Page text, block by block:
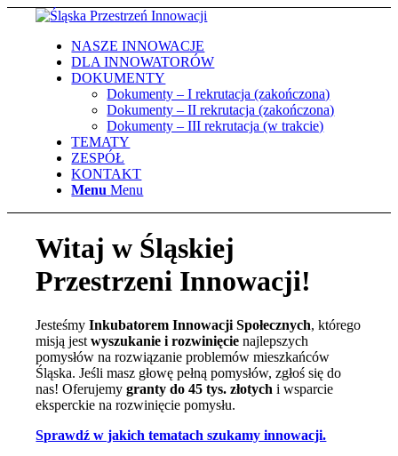
NASZE INNOWACJE
DLA INNOWATORÓW
DOKUMENTY
Dokumenty – I rekrutacja (zakończona)
Dokumenty – II rekrutacja (zakończona)
Dokumenty – III rekrutacja (w trakcie)
TEMATY
ZESPÓŁ
KONTAKT
Menu Menu
Witaj w Śląskiej
Przestrzeni Innowacji!
JesteśmyInkubatorem Innowacji Społecznych, którego
misją jestwyszukanie i rozwinięcienajlepszych
pomysłów na rozwiązanie problemów mieszkańców
Śląska. Jeśli masz głowę pełną pomysłów, zgłoś się do
nas! Oferujemygranty do 45 tys. złotych i wsparcie
eksperckie na rozwinięcie pomysłu.
Sprawdź w jakich tematach szukamy innowacji.